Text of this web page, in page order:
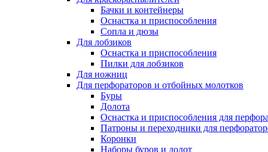
Бачки и контейнеры
Оснастка и приспособления
Сопла и дюзы
Для лобзиков
Оснастка и приспособления
Пилки для лобзиков
Для ножниц
Для перфораторов и отбойных молотков
Буры
Долота
Оснастка и приспособления для
Патроны и переходники для
Коронки
Наборы буров и долот